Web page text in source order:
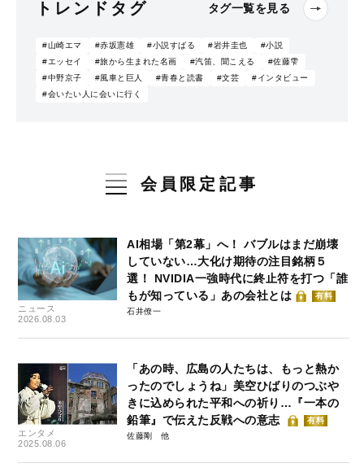
トレンドタグ タグ一覧を見る
#山崎エマ #赤坂憲雄 #小説すばる #岩井圭也
#小説
#エッセイ
#旅から生まれた名画 #汽笛、聞こえる
#佐藤雫
#中野京子
#風車と巨人 #青春と読書 #文芸
#インタビュー
#会いたい人に会いに行く
会員限定記事
ニュース
2026.08.03
AI相場「第2幕」へ！ バブルはまだ崩壊
していない…大化け期待の注目銘柄５
選！ NVIDIA一強時代に終止符を打つ「誰
もが知っている」あの会社とは
有料
石井僚一
エンタメ
2025.08.06
「あの時、広島の人たちは、もっと熱か
ったのでしょうね」美空ひばりのつぶや
きに込められた平和への祈り…『一本の
鉛筆』で伝えた反戦への意志
有料
佐藤剛